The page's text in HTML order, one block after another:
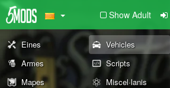
Show Adult
Eines Vehicles
Armes
Scripts
Mapes
Miscel·lanis